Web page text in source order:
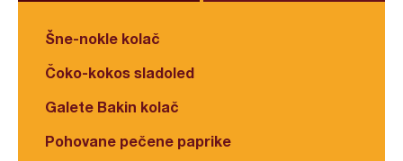
Šne-nokle kolač
Čoko-kokos sladoled
Galete Bakin kolač
Pohovane pečene paprike